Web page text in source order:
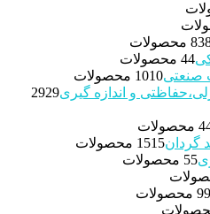
83
44 محصولات
صنعتی
1010 محصولات
و اندازه گیری
2929
4
گردان
1515 محصولات
55 محصولات
99 محصولات